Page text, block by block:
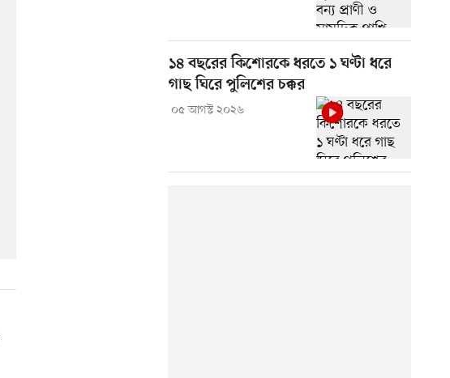
১৪ বছরের কিশোরকে ধরতে ১ ঘণ্টা ধরে
গাছ ঘিরে পুলিশের চক্কর
০৫ আগস্ট ২০২৬